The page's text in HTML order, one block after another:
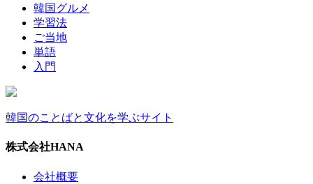
韓国グルメ
学習法
ご当地
単語
入門
韓国のことばと文化を学ぶサイト
株式会社HANA
会社概要